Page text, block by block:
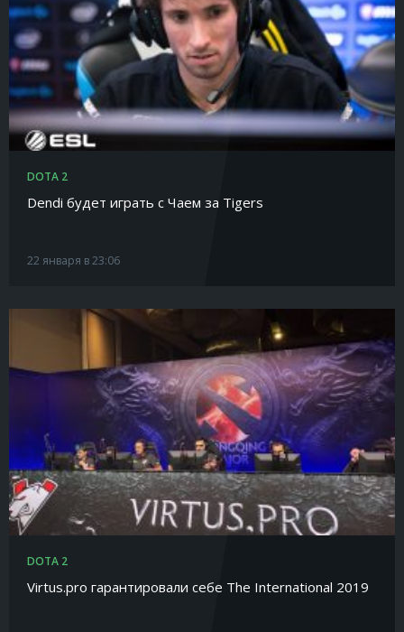
DOTA 2
Dendi будет играть с Чаем за Tigers
22 января в 23:06
DOTA 2
Virtus.pro гарантировали себе The International 2019